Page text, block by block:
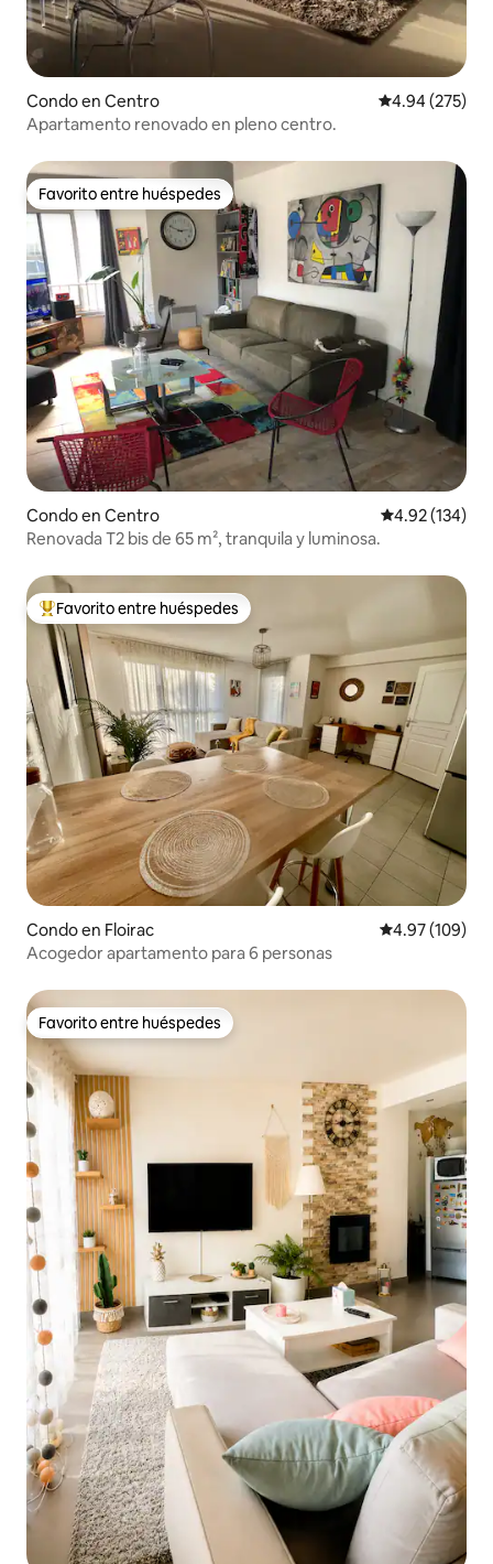
Condo en Centro Calificación
4.94 (275)
Apartamento renovado en pleno centro.
Favorito entre huéspedes
Favorito entre huéspedes
Condo en Centro Calificación
4.92 (134)
Renovada T2 bis de 65 m², tranquila y luminosa.
Favorito entre huéspedes preferido
Favorito entre huéspedes
Condo en Floirac Calificación
4.97 (109)
Acogedor apartamento para 6 personas
Favorito entre huéspedes
Favorito entre huéspedes